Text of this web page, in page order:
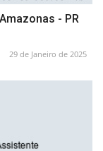
- PR
29 de Janeiro de 2025